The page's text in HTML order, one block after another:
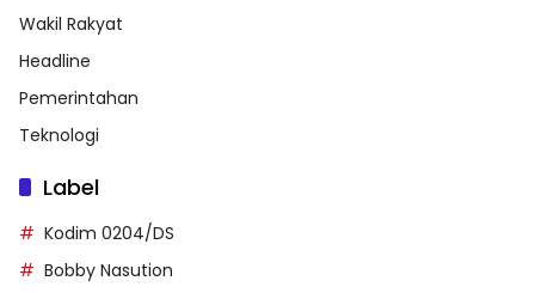
Wakil Rakyat
Headline
Pemerintahan
Teknologi
Label
Kodim 0204/DS
Bobby Nasution